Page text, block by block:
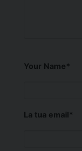
Your Name*
La tua email*